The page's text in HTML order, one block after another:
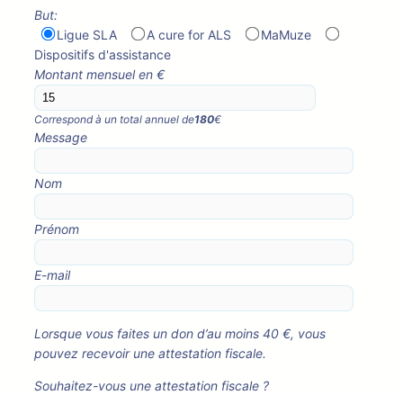
But:
Ligue SLA
A cure for ALS
MaMuze
Dispositifs d'assistance
Montant mensuel en €
Correspond à un total annuel de180€
Message
Nom
Prénom
E-mail
Lorsque vous faites un don d’au moins 40 €, vous
pouvez recevoir une attestation fiscale.
Souhaitez-vous une attestation fiscale ?